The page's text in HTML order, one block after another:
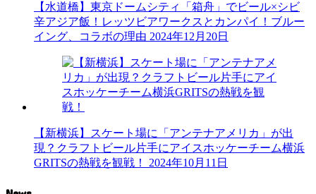
【水道橋】東京ドームシティ「箱舟」でビール×シビ
辛アジア飯！レッツビアワークスとカンパイ！ブルー
イング、コラボの理由 2024年12月20日
【新横浜】スケート場に「アンテナアメリカ」が出
現？クラフトビール片手にアイスホッケーチーム横浜
GRITSの熱戦を観戦！
2024年10月11日